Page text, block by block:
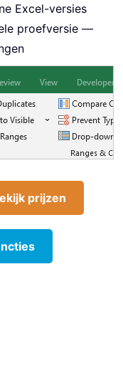
Excel-versies
proefversie —
prijzen